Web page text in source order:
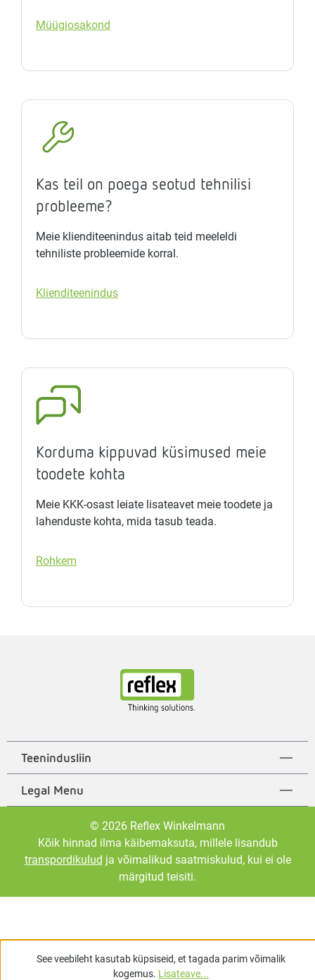
Müügiosakond
Kas teil on poega seotud tehnilisi
probleeme?
Meie klienditeenindus aitab teid meeleldi
tehniliste probleemide korral.
Klienditeenindus
Korduma kippuvad küsimused meie
toodete kohta
Meie KKK-osast leiate lisateavet meie toodete ja
lahenduste kohta, mida tasub teada.
Rohkem
Teenindusliin
Legal Menu
© 2026 Reflex Winkelmann
Kõik hinnad ilma käibemaksuta, millele lisandub
transpordikulud ja võimalikud saatmiskulud, kui ei ole
märgitud teisiti.
See veebileht kasutab küpsiseid, et tagada parim võimalik
kogemus. Lisateave...